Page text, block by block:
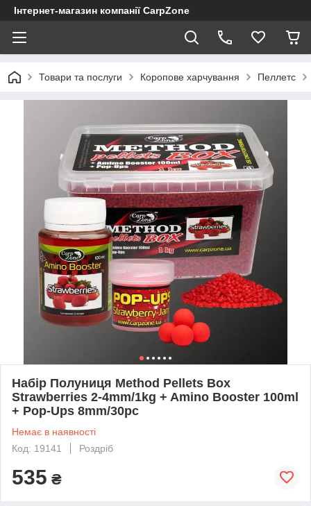
Інтернет-магазин компанії CarpZone
Товари та послуги Коропове харчування Пеллетс
Набір Полуниця Method Pellets Box
Strawberries 2-4mm/1kg + Amino Booster 100ml
+ Pop-Ups 8mm/30pc
Немає в наявності
Код: 19141
Роздріб
535 ₴